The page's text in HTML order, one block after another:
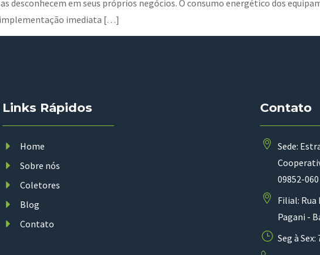
desconhecem em seus próprios negócios. O consumo energético dos
implementação imediata […]
Links Rápidos
Home
Sobre nós
Coletores
Blog
Contato
Contato
Sede:
09852-060
Filial:
Pagani -
Seg à